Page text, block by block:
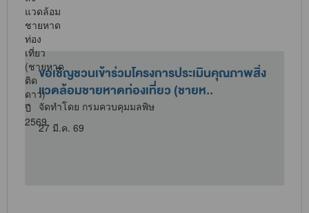
ขอเชิญชวนเข้าร่วมโครงการประเมินคุณภาพสิ่ง
แวดล้อมชายหาดท่องเที่ยว (ชายห..
จัดทำโดย กรมควบคุมมลพิษ
27 มี.ค. 69